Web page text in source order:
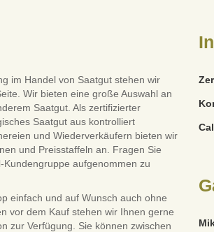
im Handel von Saatgut stehen wir
Wir bieten eine große Auswahl an
Saatgut. Als zertifizierter
Saatgut aus kontrolliert
und Wiederverkäufern bieten wir
und Preisstaffeln an. Fragen Sie
aufgenommen zu
einfach und auf Wunsch auch ohne
vor dem Kauf stehen wir Ihnen gerne
zur Verfügung. Sie können zwischen